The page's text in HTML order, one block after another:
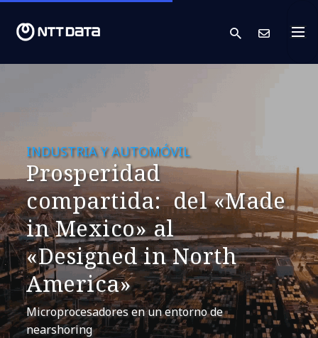
search
INDUSTRIA Y AUTOMÓVIL
Prosperidad
compartida: ​ del «Made
in Mexico» al
«Designed in North
America»
Microprocesadores en un entorno de
nearshoring​